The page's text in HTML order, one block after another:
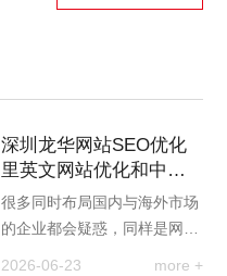
深圳龙华网站SEO优化
里英文网站优化和中文
网站优化有什么差异
很多同时布局国内与海外市场
的企业都会疑惑，同样是网站
2026-06-23 more +